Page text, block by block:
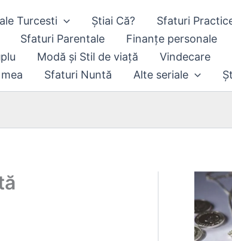
Turcesti Știai Că? Sfaturi
Sfaturi Parentale Finanțe personale
Modă și Stil de viață Vindecare
Sfaturi Nuntă Alte seriale